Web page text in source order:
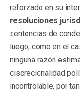
reforzado en su
resoluciones
sentencias de
luego, como en el
ninguna razón
discrecionalidad
incontrolable, por